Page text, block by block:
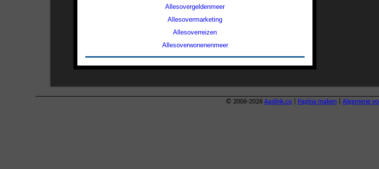
Allesovergeldenmeer
Allesovermarketing
Allesoverreizen
Allesoverwonenenmeer
© 2006-2026 Aaslink.co| Pagina maken| Algemene